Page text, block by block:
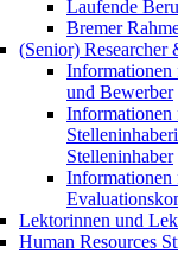
Laufende
Bremer
(Senior) Researcher
Informationen
und Bewerber
Informationen
Stelleninhaber
Informationen
Lektorinnen und
Human Resources